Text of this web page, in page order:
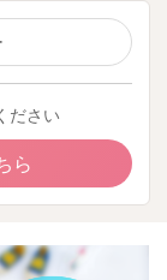
ださい
ら